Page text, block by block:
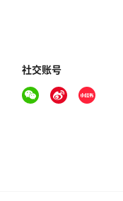
社交账号